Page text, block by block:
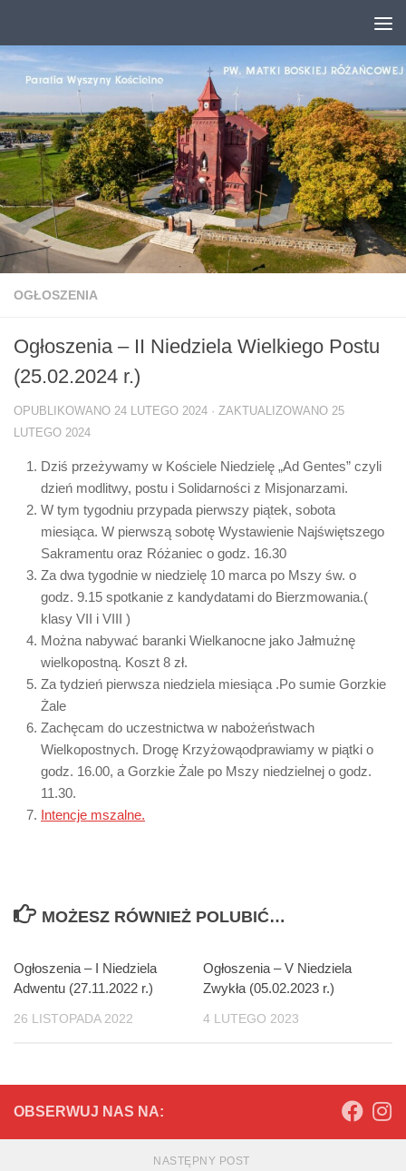
OGŁOSZENIA
Ogłoszenia – II Niedziela Wielkiego Postu
(25.02.2024 r.)
OPUBLIKOWANO 24 LUTEGO 2024 · ZAKTUALIZOWANO 25
LUTEGO 2024
Dziś przeżywamy w Kościele Niedzielę „Ad Gentes” czyli
dzień modlitwy, postu i Solidarności z Misjonarzami.
W tym tygodniu przypada pierwszy piątek, sobota
miesiąca. W pierwszą sobotę Wystawienie Najświętszego
Sakramentu oraz Różaniec o godz. 16.30
Za dwa tygodnie w niedzielę 10 marca po Mszy św. o
godz. 9.15 spotkanie z kandydatami do Bierzmowania.(
klasy VII i VIII )
Można nabywać baranki Wielkanocne jako Jałmużnę
wielkopostną. Koszt 8 zł.
Za tydzień pierwsza niedziela miesiąca .Po sumie Gorzkie
Żale
Zachęcam do uczestnictwa w nabożeństwach
Wielkopostnych. Drogę Krzyżowąodprawiamy w piątki o
godz. 16.00, a Gorzkie Żale po Mszy niedzielnej o godz.
11.30.
Intencje mszalne.
MOŻESZ RÓWNIEŻ POLUBIĆ…
Ogłoszenia – I Niedziela
Adwentu (27.11.2022 r.)
26 LISTOPADA 2022
Ogłoszenia – V Niedziela
Zwykła (05.02.2023 r.)
4 LUTEGO 2023
OBSERWUJ NAS NA:
NASTĘPNY POST